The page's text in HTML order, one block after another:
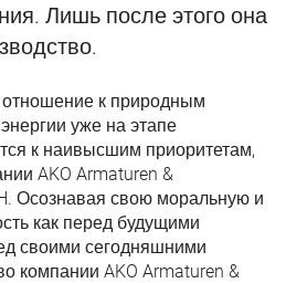
Лишь после этого она
к природным
уже на этапе
к наивысшим приоритетам,
AKO Armaturen &
Осознавая свою моральную и
как перед будущими
своими сегодняшними
компании AKO Armaturen &